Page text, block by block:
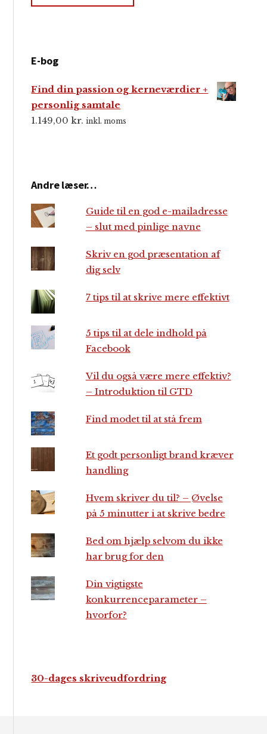
E-bog
Find din passion og kerneværdier +
personlig samtale
1.149,00kr. inkl. moms
Andre læser…
Guide til en god e-mailadresse
– slut med pinlige navne
Skriv en god præsentation af
dig selv
7 tips til at skrive mere effektivt
5 tips til at dele indhold på
Facebook
Vil du også være mere effektiv?
– Introduktion til GTD
Find modet til at stå frem
Et godt personligt brand kræver
handling
Hvem skriver du til? – Øvelse
på 5 minutter i at skrive bedre
Bed om hjælp selvom du ikke
har brug for den
Din vigtigste
konkurrenceparameter –
hvorfor?
30-dages skriveudfordring